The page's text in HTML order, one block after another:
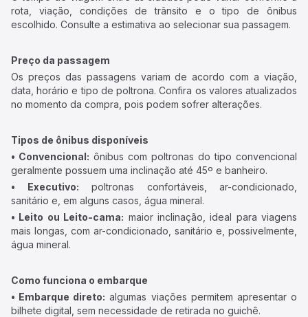
rota, viação, condições de trânsito e o tipo de ônibus
escolhido. Consulte a estimativa ao selecionar sua passagem.
Preço da passagem
Os preços das passagens variam de acordo com a viação,
data, horário e tipo de poltrona. Confira os valores atualizados
no momento da compra, pois podem sofrer alterações.
Tipos de ônibus disponíveis
• Convencional: ônibus com poltronas do tipo convencional
geralmente possuem uma inclinação até 45º e banheiro.
• Executivo: poltronas confortáveis, ar-condicionado,
sanitário e, em alguns casos, água mineral.
• Leito ou Leito-cama: maior inclinação, ideal para viagens
mais longas, com ar-condicionado, sanitário e, possivelmente,
água mineral.
Como funciona o embarque
• Embarque direto: algumas viações permitem apresentar o
bilhete digital, sem necessidade de retirada no guichê.